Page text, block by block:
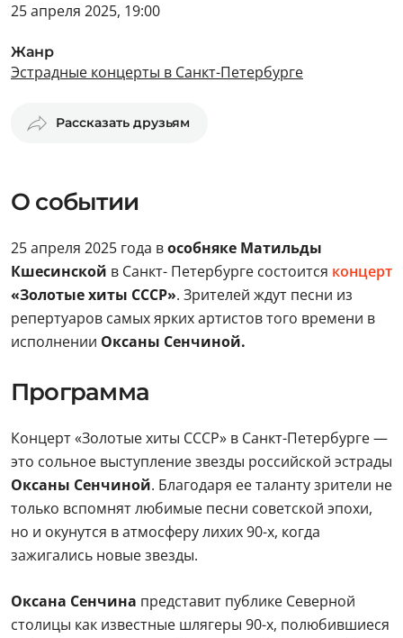
25 апреля 2025, 19:00
Жанр
Эстрадные концерты в Санкт-Петербурге
Рассказать друзьям
О событии
25 апреля 2025 года вособняке Матильды
Кшесинской в Санкт- Петербурге состоится концерт
«Золотые хиты СССР». Зрителей ждут песни из
репертуаров самых ярких артистов того времени в
исполнении Оксаны Сенчиной.
Программа
Концерт «Золотые хиты СССР» в Санкт-Петербурге —
это сольное выступление звезды российской эстрады
Оксаны Сенчиной. Благодаря ее таланту зрители не
только вспомнят любимые песни советской эпохи,
но и окунутся в атмосферу лихих 90-х, когда
зажигались новые звезды.
Оксана Сенчина представит публике Северной
столицы как известные шлягеры 90-х, полюбившиеся